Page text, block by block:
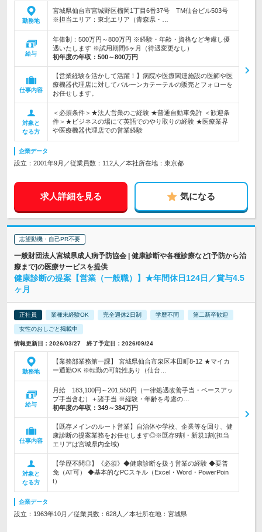
勤務地
宮城県仙台市宮城野区榴岡1丁目6番37号 TM仙台ビル503号
※担当エリア：東北エリア（青森県・…
給与
年俸制：500万円～800万円 ※経験・年齢・資格など考慮し優
遇いたします ※試用期間6ヶ月（待遇変更なし）
初年度の年収： 500～800万円
仕事内容
【営業経験を活かして活躍！】病院や医療関連施設の医師や医
療機器代理店に対してバルーンカテーテルの販売とフォローを
お任せします。
対象と
なる方
＜必須条件＞★法人営業のご経験 ★普通自動車免許 ＜歓迎条
件＞★ビジネスの場にて英語でのやり取りの経験 ★医療業界
や医療機器代理店での営業経験
企業データ
設立：2001年9月／従業員数：112人／本社所在地：東京都
求人詳細を見る 気になる
志望動機・自己PR不要
一般財団法人宮城県成人病予防協会 | 健康診断や各種診療など[予防から治
療まで]の医療サービスを提供
健康診断の提案【営業（一般職）】★年間休日124日／賞与4.5
ヶ月
正社員 業種未経験OK 完全週休2日制 学歴不問 第二新卒歓迎
女性のおしごと掲載中
情報更新日：2026/03/27 終了予定日：2026/09/24
勤務地
【業務部業務第一課】 宮城県仙台市泉区本田町8-12 ★マイカ
ー通勤OK ※転勤の可能性あり（仙台…
給与
月給 183,100円～201,550円（一律処遇改善手当・ベースアッ
プ手当含む）＋諸手当 ※経験・年齢を考慮の…
初年度の年収： 349～384万円
仕事内容
【既存メインのルート営業】自治体や学校、企業等を回り、健
康診断の提案業務をお任せします◎※既存9割・新規1割(担当
エリアは宮城県内全域)
対象と
なる方
【学歴不問◎】《必須》◆健康診断を扱う営業の経験 ◆要普
免（AT可） ◆基本的なPCスキル（Excel・Word・PowerPoin
t）
企業データ
設立：1963年10月／従業員数：628人／本社所在地：宮城県